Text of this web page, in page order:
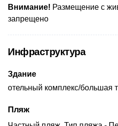
Внимание! Размещение с
запрещено
Инфраструктура
Здание
отельный комплекс/большая
Пляж